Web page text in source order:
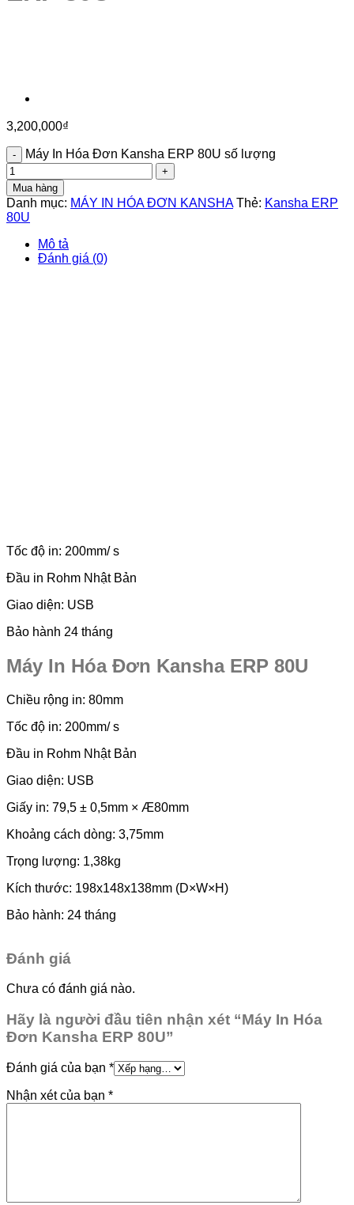
3,200,000₫
Máy In Hóa Đơn Kansha ERP 80U số lượng
Mua hàng
Danh mục: MÁY IN HÓA ĐƠN KANSHA Thẻ: Kansha ERP
80U
Mô tả
Đánh giá (0)
Tốc độ in: 200mm/ s
Đầu in Rohm Nhật Bản
Giao diện: USB
Bảo hành 24 tháng
Máy In Hóa Đơn Kansha ERP 80U
Chiều rộng in: 80mm
Tốc độ in: 200mm/ s
Đầu in Rohm Nhật Bản
Giao diện: USB
Giấy in: 79,5 ± 0,5mm × Æ80mm
Khoảng cách dòng: 3,75mm
Trọng lượng: 1,38kg
Kích thước: 198x148x138mm (D×W×H)
Bảo hành: 24 tháng
Đánh giá
Chưa có đánh giá nào.
Hãy là người đầu tiên nhận xét “Máy In Hóa
Đơn Kansha ERP 80U”
Đánh giá của bạn *
Nhận xét của bạn *